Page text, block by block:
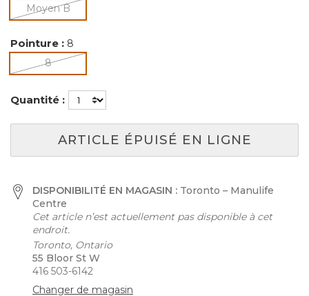
Moyen Bsélectionné
Pointure : 8
8sélectionné
Quantité :
ARTICLE ÉPUISÉ EN LIGNE
DISPONIBILITÉ EN MAGASIN : Toronto – Manulife
Centre
Cet article n’est actuellement pas disponible à cet
endroit.
Toronto, Ontario
55 Bloor St W
416 503-6142
Changer de magasin